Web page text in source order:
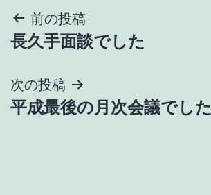
投
稿
ナ
ビ
前の投稿
長久手面談でした
次の投稿
平成最後の月次会議でした